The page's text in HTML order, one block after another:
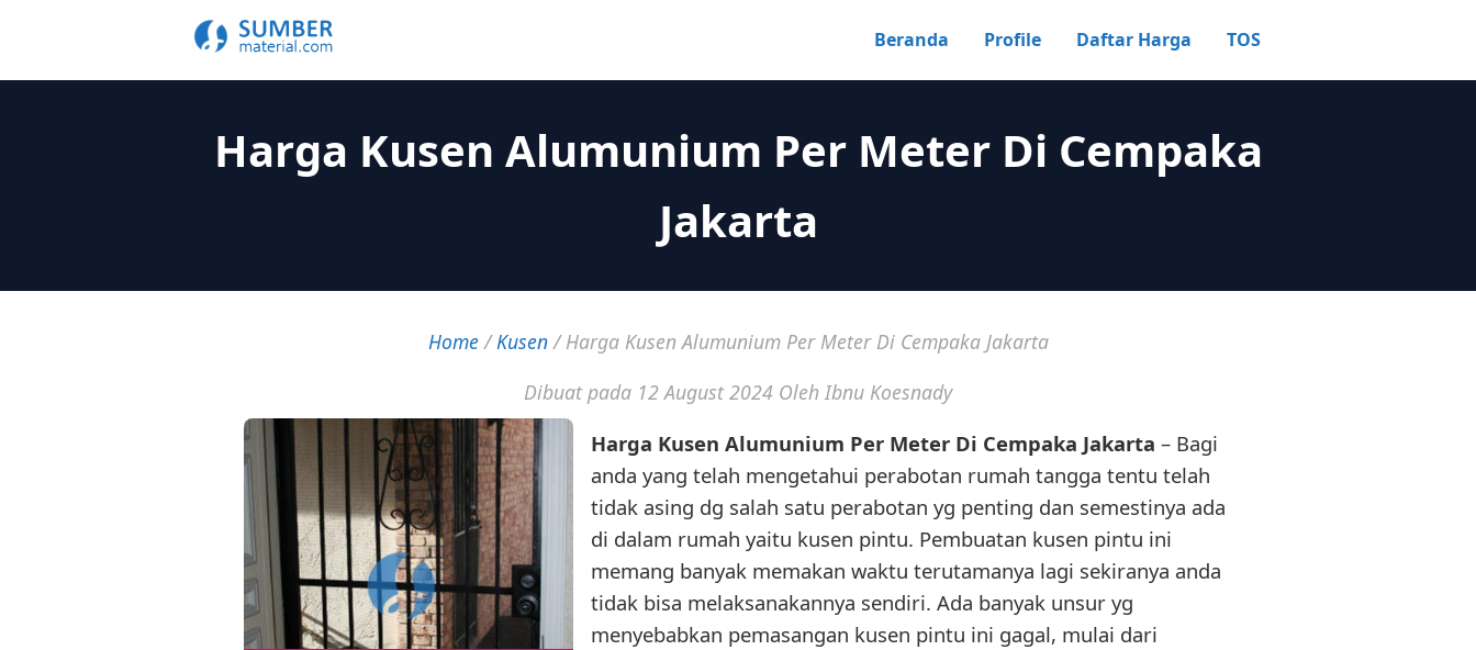
Beranda Profile Daftar Harga TOS
Harga Kusen Alumunium Per Meter Di Cempaka
Jakarta
Home/Kusen/Harga Kusen Alumunium Per Meter Di Cempaka Jakarta
Dibuat pada 12 August 2024 Oleh Ibnu Koesnady
Harga Kusen Alumunium Per Meter Di Cempaka Jakarta – Bagi
anda yang telah mengetahui perabotan rumah tangga tentu telah
tidak asing dg salah satu perabotan yg penting dan semestinya ada
di dalam rumah yaitu kusen pintu. Pembuatan kusen pintu ini
memang banyak memakan waktu terutamanya lagi sekiranya anda
tidak bisa melaksanakannya sendiri. Ada banyak unsur yg
menyebabkan pemasangan kusen pintu ini gagal, mulai dari